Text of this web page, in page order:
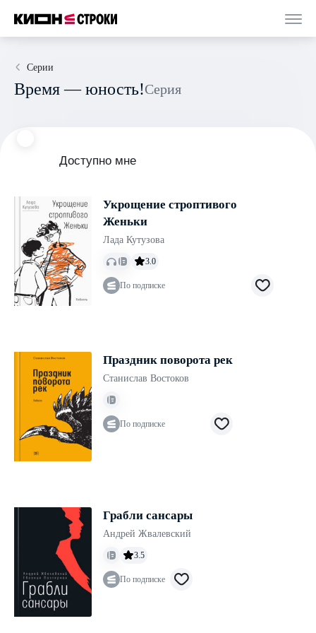
Серии
Время — юность! Серия
Доступно мне
Укрощение строптивого
Женьки
Лада Кутузова
3.0
По подписке
Праздник поворота рек
Станислав Востоков
По подписке
Грабли сансары
Андрей Жвалевский
3.5
По подписке